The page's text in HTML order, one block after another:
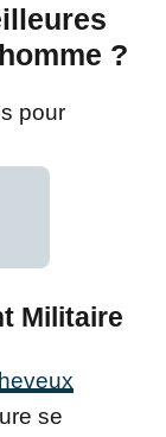
?
Militaire
se